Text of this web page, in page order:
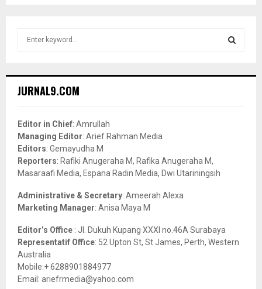
h
o
r
:
JURNAL9.COM
Editor in Chief: Amrullah
Managing Editor: Arief Rahman Media
Editors: Gemayudha M
Reporters: Rafiki Anugeraha M, Rafika Anugeraha M,
Masaraafi Media, Espana Radin Media, Dwi Utariningsih
Administrative & Secretary: Ameerah Alexa
Marketing Manager: Anisa Maya M
Editor’s Office : Jl. Dukuh Kupang XXXI no.46A Surabaya
Representatif Office: 52 Upton St, St James, Perth, Western
Australia
Mobile:+ 6288901884977
Email: ariefrmedia@yahoo.com